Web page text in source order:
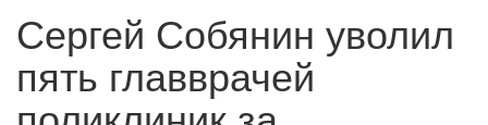
Сергей Собянин уволил
пять главврачей